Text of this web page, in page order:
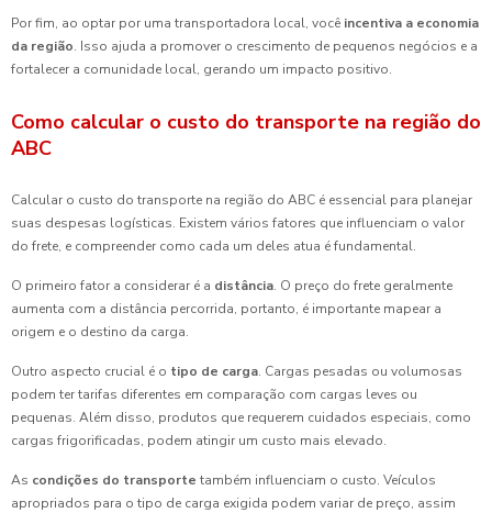
Por fim, ao optar por uma transportadora local, você incentiva a economia
da região. Isso ajuda a promover o crescimento de pequenos negócios e a
fortalecer a comunidade local, gerando um impacto positivo.
Como calcular o custo do transporte na região do
ABC
Calcular o custo do transporte na região do ABC é essencial para planejar
suas despesas logísticas. Existem vários fatores que influenciam o valor
do frete, e compreender como cada um deles atua é fundamental.
O primeiro fator a considerar é a distância. O preço do frete geralmente
aumenta com a distância percorrida, portanto, é importante mapear a
origem e o destino da carga.
Outro aspecto crucial é o tipo de carga. Cargas pesadas ou volumosas
podem ter tarifas diferentes em comparação com cargas leves ou
pequenas. Além disso, produtos que requerem cuidados especiais, como
cargas frigorificadas, podem atingir um custo mais elevado.
As condições do transporte também influenciam o custo. Veículos
apropriados para o tipo de carga exigida podem variar de preço, assim